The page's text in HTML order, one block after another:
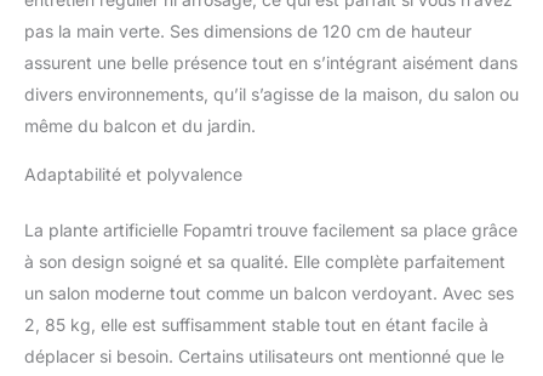
d'être remodelé pour obtenir
l'apparence souhaitée
pas la main verte. Ses dimensions de 120 cm de hauteur
assurent une belle présence tout en s’intégrant aisément dans
divers environnements, qu’il s’agisse de la maison, du salon ou
même du balcon et du jardin.
Adaptabilité et polyvalence
La plante artificielle Fopamtri trouve facilement sa place grâce
à son design soigné et sa qualité. Elle complète parfaitement
un salon moderne tout comme un balcon verdoyant. Avec ses
2, 85 kg, elle est suffisamment stable tout en étant facile à
déplacer si besoin. Certains utilisateurs ont mentionné que le